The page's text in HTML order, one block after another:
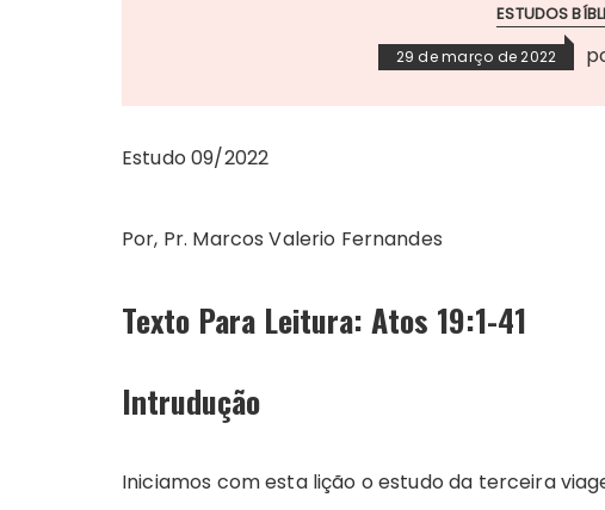
ESTUDOS
29 de março de 2022
Estudo 09/2022
Por, Pr. Marcos Valerio Fernandes
Texto Para Leitura: Atos 19:1-41
Intrudução
Iniciamos com esta lição o estudo da terceira